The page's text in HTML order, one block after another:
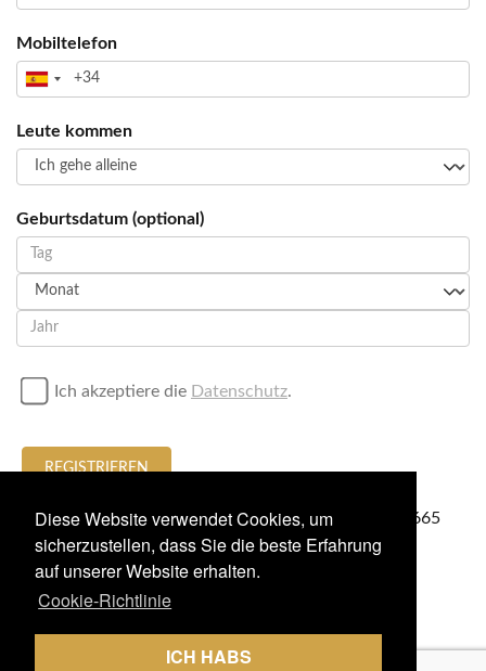
Diese Website verwendet Cookies, um
sicherzustellen, dass Sie die beste Erfahrung
auf unserer Website erhalten.
Cookie-Richtlinie
ICH HABS
Mobiltelefon
Leute kommen
Geburtsdatum (optional)
Ich akzeptiere die Datenschutz.
REGISTRIEREN
oder Anruf / sendet eine WhatsApp+34674636665